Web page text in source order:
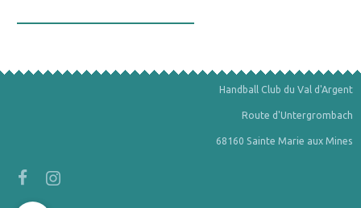
Handball Club du Val d'Argent
Route d'Untergrombach
68160 Sainte Marie aux Mines